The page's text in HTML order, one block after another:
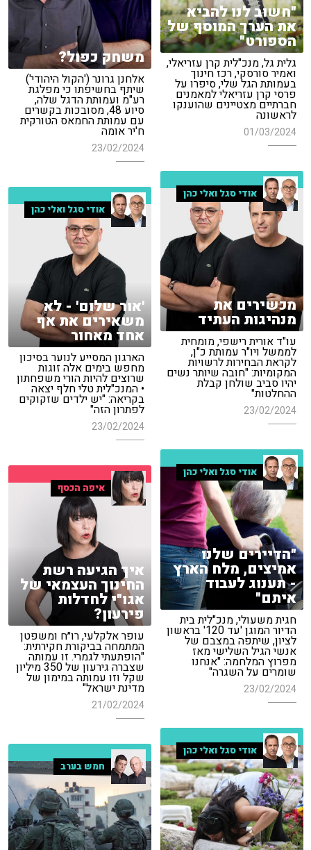
"חשוב לנו להביא
את הערך המוסף של
הספורט"
גלית גל, מנכ"לית קרן עזריאלי,
ואמיר סורסקי, רכז חינוך
בעמותת הגל שלי, סיפרו על
פרסי קרן עזריאלי למאמנים
חברתיים מצטיינים שהוענקו
לראשונה
01/03/2024
משחק כפול?
אלחנן גרונר ('הקול היהודי')
שיתף בחשיפתו כי מפלגת
רע"מ ועמותת הדגל שלה,
סיוע 48, מסובכות בקשרים
עם עמותת החמאס הטורקית
ח'יר אומה
23/02/2024
אודי סגל ואלי כהן
מכשירים את
מנהיגות העתיד
עו"ד אורית רישפי, מומחית
לממשל ויו"ר עמותת כ"ן,
לקראת הבחירות לרשויות
המקומיות: "חובה שיותר נשים
יהיו סביב שולחן קבלת
ההחלטות"
23/02/2024
אודי סגל ואלי כהן
'אור שלום' - לא
משאירים את אף
אחד מאחור
הארגון המסייע לנוער בסיכון
מחפש בימים אלה זוגות
שרוצים להיות הורי משפחתון
• המנכ"לית טלי חלף יצאה
בקריאה: "יש ילדים שזקוקים
לפתרון הזה"
23/02/2024
אודי סגל ואלי כהן
"הדיירים שלנו
אמיצים, מלח הארץ
- תענוג לעבוד
איתם"
חגית משעולי, מנכ"לית בית
הדיור המוגן 'עד 120' בראשון
לציון, שיתפה במצבם של
אנשי הגיל השלישי מאז
מפרוץ המלחמה: "אנחנו
שומרים על השגרה"
23/02/2024
איפה הכסף
איך הגיעה רשת
החינוך העצמאי של
אגו"י לחדלות
פירעון?
עופר אלקלעי, רו״ח ומשפטן
המתמחה בביקורת חקירתית:
"הופתעתי לגמרי. זו עמותה
שצברה גירעון של 350 מיליון
שקל וזו עמותה במימון של
מדינת ישראל"
21/02/2024
אודי סגל ואלי כהן
חמש בערב